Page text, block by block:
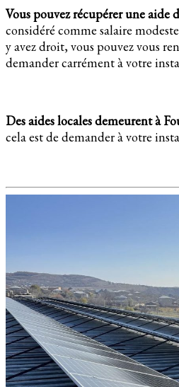
Vous pouvez récupérer une aide
considéré comme salaire
y avez droit, vous pouvez vous
demander carrément à votre
Des aides locales demeurent à
cela est de demander à votre